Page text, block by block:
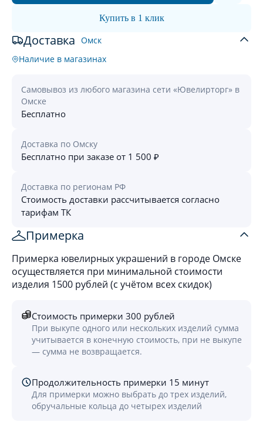
Купить в 1 клик
Доставка Омск
Наличие в магазинах
Самовывоз из любого магазина сети «Ювелирторг» в
Омске
Бесплатно
Доставка по Омску
Бесплатно при заказе от 1 500 ₽
Доставка по регионам РФ
Стоимость доставки рассчитывается согласно
тарифам ТК
Примерка
Примерка ювелирных украшений в городе Омске
осуществляется при минимальной стоимости
изделия 1500 рублей (с учётом всех скидок)
Стоимость примерки 300 рублей
При выкупе одного или нескольких изделий сумма
учитывается в конечную стоимость, при не выкупе
— сумма не возвращается.
Продолжительность примерки 15 минут
Для примерки можно выбрать до трех изделий,
обручальные кольца до четырех изделий